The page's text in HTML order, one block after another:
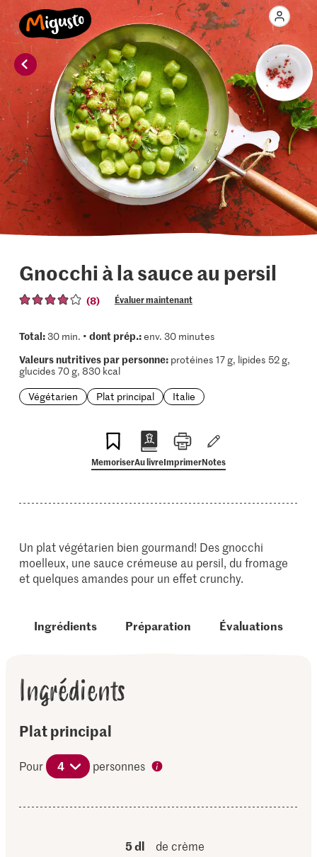
Gnocchi à la sauce au persil
(8) Évaluer maintenant
Total:30 min. • dont prép.:env. 30 minutes
Valeurs nutritives par personne:protéines 17 g, lipides 52 g,
glucides 70 g, 830 kcal
Végétarien
Plat principal Italie
MemoriserAu livreImprimerNotes
Un plat végétarien bien gourmand! Des gnocchi
moelleux, une sauce crémeuse au persil, du fromage
et quelques amandes pour un effet crunchy.
Ingrédients Préparation Évaluations
Ingrédients
Plat principal
Pour 4 personnes
5 dl
de crème